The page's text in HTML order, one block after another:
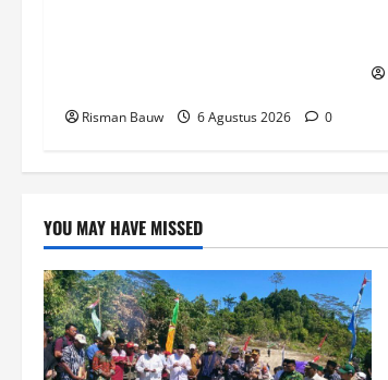
o
n
Risman Bauw 6 Agustus 2026 0
YOU MAY HAVE MISSED